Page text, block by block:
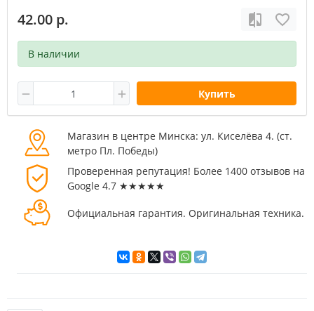
42.00 р.
В наличии
Купить
Магазин в центре Минска: ул. Киселёва 4. (cт.
метро Пл. Победы)
Проверенная репутация! Более 1400 отзывов на
Google 4.7 ★★★★★
Официальная гарантия. Оригинальная техника.